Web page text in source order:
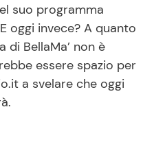
Primi Piatti
Ricette Facili e Veloci
suo programma
oggi invece? A quanto
di BellaMa’ non è
essere spazio per
a svelare che oggi